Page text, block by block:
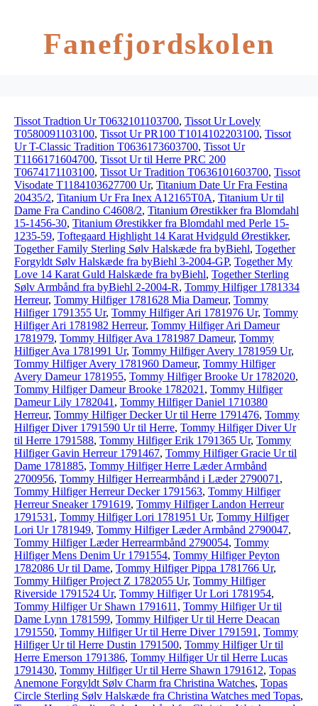
Fanefjordskolen
Tissot Tradtion Ur T0632101103700, Tissot Ur Lovely
T0580091103100, Tissot Ur PR100 T1014102203100, Tissot
Ur T-Classic Tradition T0636173603700, Tissot Ur
T1166171604700, Tissot Ur til Herre PRC 200
T0674171103100, Tissot Ur Tradition T0636101603700, Tissot
Visodate T1184103627700 Ur, Titanium Date Ur Fra Festina
20435/2, Titanium Ur Fra Inex A12165T0A, Titanium Ur til
Dame Fra Candino C4608/2, Titanium Ørestikker fra Blomdahl
15-1456-30, Titanium Ørestikker fra Blomdahl med Perle 15-
1235-59, Toftegaard Highlight 14 Karat Hvidguld Ørestikker,
Together Family Sterling Sølv Halskæde fra byBiehl, Together
Forgyldt Sølv Halskæde fra byBiehl 3-2004-GP, Together My
Love 14 Karat Guld Halskæde fra byBiehl, Together Sterling
Sølv Armbånd fra byBiehl 2-2004-R, Tommy Hilfiger 1781334
Herreur, Tommy Hilfiger 1781628 Mia Dameur, Tommy
Hilfiger 1791355 Ur, Tommy Hilfiger Ari 1781976 Ur, Tommy
Hilfiger Ari 1781982 Herreur, Tommy Hilfiger Ari Dameur
1781979, Tommy Hilfiger Ava 1781987 Dameur, Tommy
Hilfiger Ava 1781991 Ur, Tommy Hilfiger Avery 1781959 Ur,
Tommy Hilfiger Avery 1781960 Dameur, Tommy Hilfiger
Avery Dameur 1781955, Tommy Hilfiger Brooke Ur 1782020,
Tommy Hilfiger Dameur Brooke 1782021 , Tommy Hilfiger
Dameur Lily 1782041 , Tommy Hilfiger Daniel 1710380
Herreur, Tommy Hilfiger Decker Ur til Herre 1791476, Tommy
Hilfiger Diver 1791590 Ur til Herre, Tommy Hilfiger Diver Ur
til Herre 1791588, Tommy Hilfiger Erik 1791365 Ur, Tommy
Hilfiger Gavin Herreur 1791467, Tommy Hilfiger Gracie Ur til
Dame 1781885, Tommy Hilfiger Herre Læder Armbånd
2700956, Tommy Hilfiger Herrearmbånd i Læder 2790071 ,
Tommy Hilfiger Herreur Decker 1791563, Tommy Hilfiger
Herreur Sneaker 1791619, Tommy Hilfiger Landon Herreur
1791531 , Tommy Hilfiger Lori 1781951 Ur, Tommy Hilfiger
Lori Ur 1781949, Tommy Hilfiger Læder Armbånd 2790047,
Tommy Hilfiger Læder Herrearmbånd 2790054, Tommy
Hilfiger Mens Denim Ur 1791554, Tommy Hilfiger Peyton
1782086 Ur til Dame, Tommy Hilfiger Pippa 1781766 Ur,
Tommy Hilfiger Project Z 1782055 Ur, Tommy Hilfiger
Riverside 1791524 Ur, Tommy Hilfiger Ur Lori 1781954,
Tommy Hilfiger Ur Shawn 1791611 , Tommy Hilfiger Ur til
Dame Lynn 1781599, Tommy Hilfiger Ur til Herre Deacan
1791550, Tommy Hilfiger Ur til Herre Diver 1791591 , Tommy
Hilfiger Ur til Herre Dustin 1791500, Tommy Hilfiger Ur til
Herre Emerson 1791386, Tommy Hilfiger Ur til Herre Lucas
1791430, Tommy Hilfiger Ur til Herre Shawn 1791612, Topas
Anemone Forgyldt Sølv Charm fra Christina Watches, Topas
Circle Sterling Sølv Halskæde fra Christina Watches med Topas,